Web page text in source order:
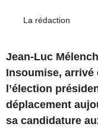
La rédaction
Jean-Luc
Insoumise, arrivé
l’élection
déplacement
sa candidature